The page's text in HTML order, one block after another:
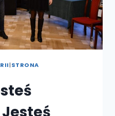
|STRONA